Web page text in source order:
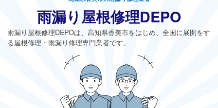
雨漏り屋根修理DEPO
雨漏り屋根修理DEPOは、高知県香美市をはじめ、全国に展開をす
る屋根修理・雨漏り修理専門業者です。